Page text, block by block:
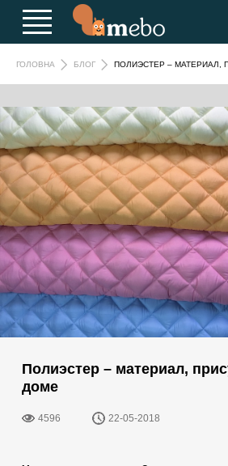
ГОЛОВНА БЛОГ ПОЛИЭСТЕР –
Полиэстер – материал,
доме
4596 22-05-2018